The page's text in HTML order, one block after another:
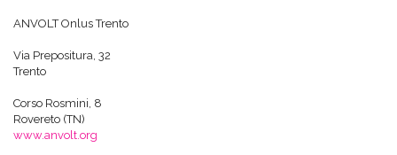
ANVOLT Onlus Trento
Via Prepositura, 32
Trento
Corso Rosmini, 8
Rovereto (TN)
www.anvolt.org